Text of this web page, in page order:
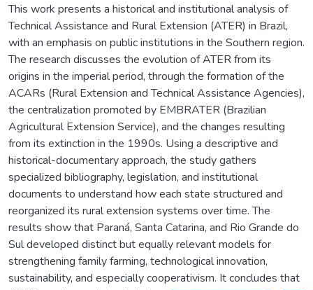
This work presents a historical and institutional analysis of
Technical Assistance and Rural Extension (ATER) in Brazil,
with an emphasis on public institutions in the Southern region.
The research discusses the evolution of ATER from its
origins in the imperial period, through the formation of the
ACARs (Rural Extension and Technical Assistance Agencies),
the centralization promoted by EMBRATER (Brazilian
Agricultural Extension Service), and the changes resulting
from its extinction in the 1990s. Using a descriptive and
historical-documentary approach, the study gathers
specialized bibliography, legislation, and institutional
documents to understand how each state structured and
reorganized its rural extension systems over time. The
results show that Paraná, Santa Catarina, and Rio Grande do
Sul developed distinct but equally relevant models for
strengthening family farming, technological innovation,
sustainability, and especially cooperativism. It concludes that